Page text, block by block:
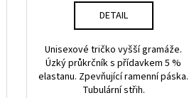
DETAIL
Unisexové tričko vyšší gramáže.
Úzký průkrčník s přídavkem 5 %
elastanu. Zpevňující ramenní páska.
Tubulární střih.